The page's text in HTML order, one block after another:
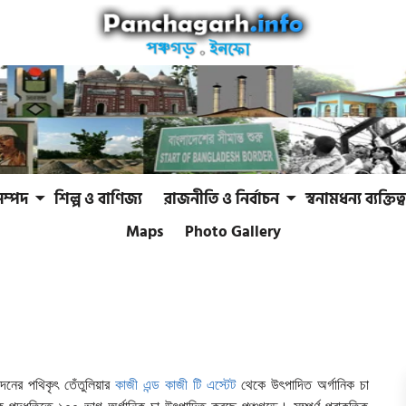
শিল্প ও বাণিজ্য রাজনীতি ও নির্বাচন
স্বনামধন্য ব্যক্তিত্ব
Maps
Photo Gallery
পথিকৃৎ তেঁতুলিয়ার কাজী এন্ড কাজী টি এস্টেটথেকে উৎপাদিত অর্গানিক চা